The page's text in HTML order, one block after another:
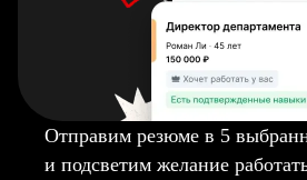
Отправим резюме в 5
и подсветим желание